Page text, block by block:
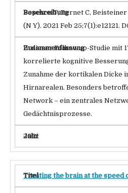
Popescu T, Pernet C,
(N Y). 2021 Feb 25;7(1):e12121.
In dieser Follow-up-Studie mit
korrelierte kognitive
Zunahme der kortikalen Dicke
Hirnarealen. Besonders
Network – ein zentrales
Gedächtnisprozesse.
2021
Treating the brain at the speed